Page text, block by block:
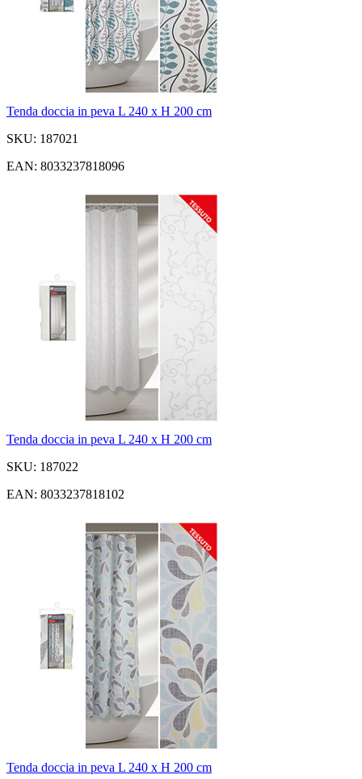
Tenda doccia in peva L 240 x H 200 cm
SKU: 187021
EAN: 8033237818096
Tenda doccia in peva L 240 x H 200 cm
SKU: 187022
EAN: 8033237818102
Tenda doccia in peva L 240 x H 200 cm